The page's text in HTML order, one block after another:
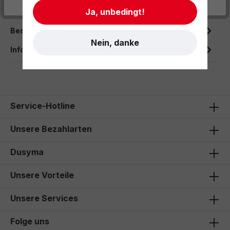
Beschreibung
Informationen und Hinweise
Service-Hotline
Unsere Bezahlarten
Dusyma
Unsere Vorteile
Unsere Services
Folge uns
Ja, unbedingt!
Nein, danke